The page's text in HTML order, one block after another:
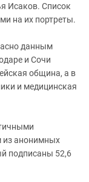
Исаков. Список
на их портреты.
данным
и Сочи
община, а в
и медицинская
из анонимных
подписаны 52,6